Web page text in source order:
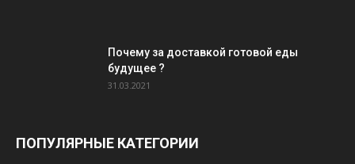
Почему за доставкой готовой еды
будущее ?
31.03.2021
ПОПУЛЯРНЫЕ КАТЕГОРИИ